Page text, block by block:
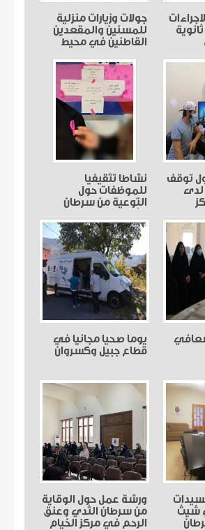
جولات وزيارات منزلية
للمسنين والمقعدين
القاطنين في محيط
توقف
لدى
نشاطا تثقيفيا
للموظفات حول
التوعية من سرطان
الخميني
يوماً صحياً مجانياً في
قطاع جبيل وكسروان
شيث
ورشة عمل حول الوقاية
من سرطان الثدي وعنق
الرحم في مركز الخيام